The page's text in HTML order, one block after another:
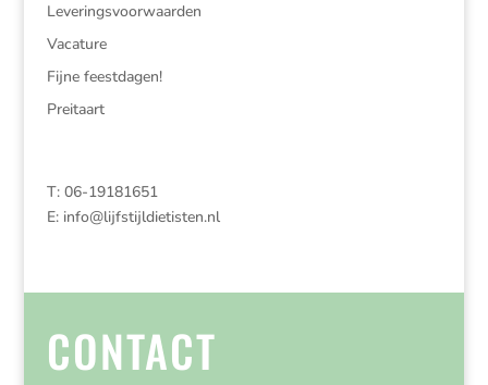
Leveringsvoorwaarden
Vacature
Fijne feestdagen!
Preitaart
T: 06-19181651
E: info@lijfstijldietisten.nl
CONTACT